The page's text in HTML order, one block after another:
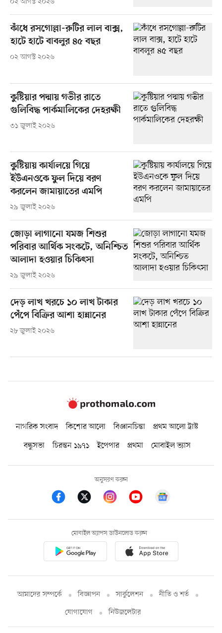
০২ আগস্ট ২০২৬
কাঁধে রসগোল্লা-রুটির লাল বাক্স,
হাটে হাটে বাবলুর ৪৫ বছর
০২ আগস্ট ২০২৬
কুষ্টিয়ার পদ্মায় গভীর রাতে
গুলিবিদ্ধ পার্কমালিকের দেহরক্ষী
৩১ জুলাই ২০২৬
কুষ্টিয়ায় কার্যালয়ে গিয়ে
ইউএনওকে ফুল দিয়ে বরণ
করলেন জামায়াতের এমপি
২৯ জুলাই ২০২৬
জোড়া লাগানো যমজ শিশুর
পরিবার আর্থিক সংকটে, অনিশ্চিত
আলাদা হওয়ার চিকিৎসা
২৯ জুলাই ২০২৬
দেড় লাখ খরচে ১০ লাখ টাকার
পেঁপে বিক্রির আশা হান্নানের
২৮ জুলাই ২০২৬
নাগরিক সংবাদ কিশোর আলো বিজ্ঞানচিন্তা
প্রথম আলো ট্রাস্ট
বন্ধুসভা
চিরন্তন ১৯৭১ ইপেপার প্রথমা মোবাইল ভ্যাস
অনুসরণ করুন
মোবাইল অ্যাপস ডাউনলোড করুন
আমাদের সম্পর্কে বিজ্ঞাপন সার্কুলেশন
নীতি ও শর্ত
যোগাযোগ
নিউজলেটার